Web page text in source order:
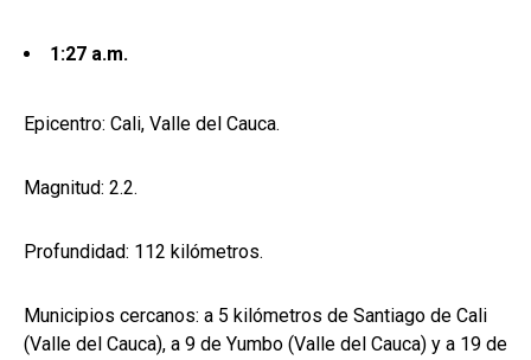
1:27 a.m.
Epicentro: Cali, Valle del Cauca.
Magnitud: 2.2.
Profundidad: 112 kilómetros.
Municipios cercanos: a 5 kilómetros de Santiago de Cali
(Valle del Cauca), a 9 de Yumbo (Valle del Cauca) y a 19 de